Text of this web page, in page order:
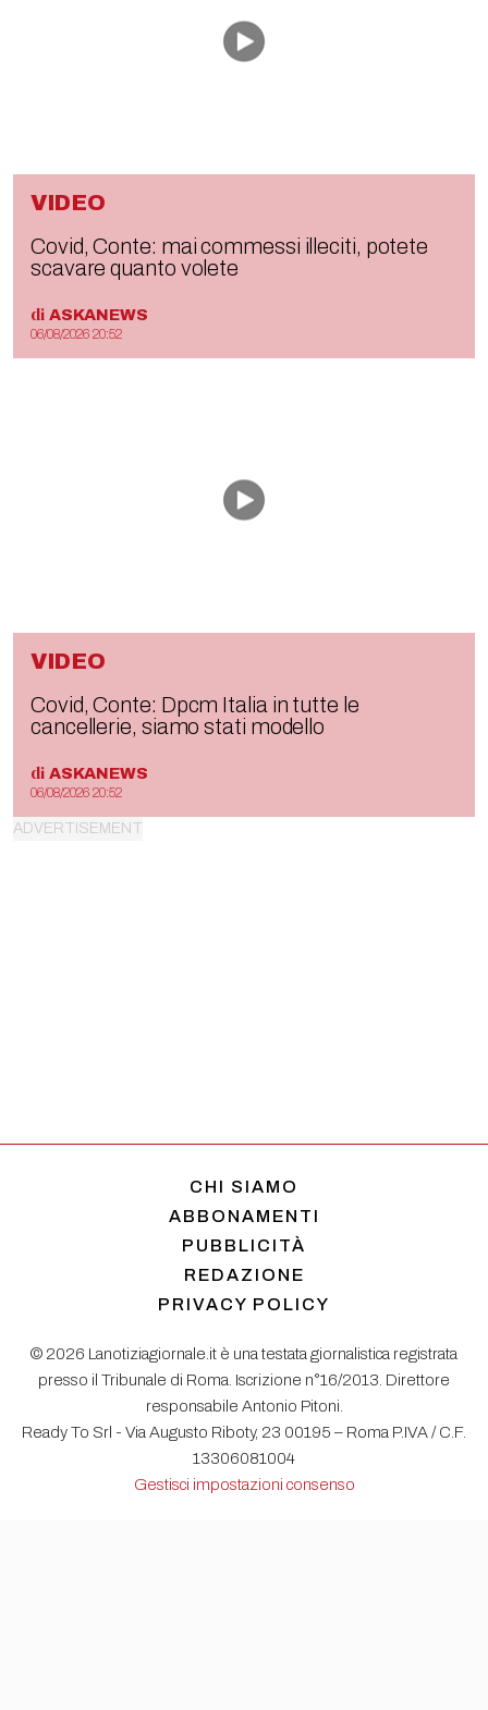
VIDEO
Covid, Conte: mai commessi illeciti, potete
scavare quanto volete
di ASKANEWS
06/08/2026 20:52
VIDEO
Covid, Conte: Dpcm Italia in tutte le
cancellerie, siamo stati modello
di ASKANEWS
06/08/2026 20:52
CHI SIAMO
ABBONAMENTI
PUBBLICITÀ
REDAZIONE
PRIVACY POLICY
© 2026 Lanotiziagiornale.it è una testata giornalistica registrata
presso il Tribunale di Roma. Iscrizione n°16/2013. Direttore
responsabile Antonio Pitoni.
Ready To Srl - Via Augusto Riboty, 23 00195 – Roma P.IVA / C.F.
13306081004
Gestisci impostazioni consenso